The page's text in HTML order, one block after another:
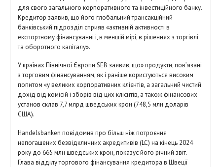
для свого загального корпоративного та інвестиційного банку.
Кредитор заявив, що його глобальний трансакційний
банківський підрозділ сприяв «активній активності в
експортному фінансуванні і, в меншій мірі, в рішеннях з торгівлі
та оборотного капіталу».
У країнах Північної Європи SEB заявив, що» продукти, пов’язані
з торговим фінансуванням, як і раніше користуються високим
попитом «у великих корпоративних клієнтів, а загальний чистий
дохід від комісій і зборів від цих клієнтів, а також фінансових
установ склав 7,7 млрд шведських крон (748,5 млн доларів
США).
Handelsbanken повідомив про більш ніж потроєння
непогашених безвідкличних акредитивів (LC) на кінець 2024
року до 665 млн шведських крон, показує його річний звіт.
Глава відділу торгового фінансування кредитора в Швеції